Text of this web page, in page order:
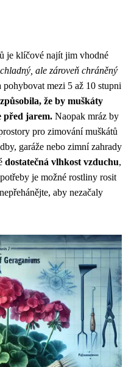
je klíčové najít jim vhodné
ale zároveň chráněný
pohybovat mezi 5 až 10 stupni
že by muškáty
před jarem. Naopak mráz by
pro zimování muškátů
garáže nebo zimní zahrady
dostatečná vlhkost vzduchu,
je možné rostliny rosit
aby nezačaly